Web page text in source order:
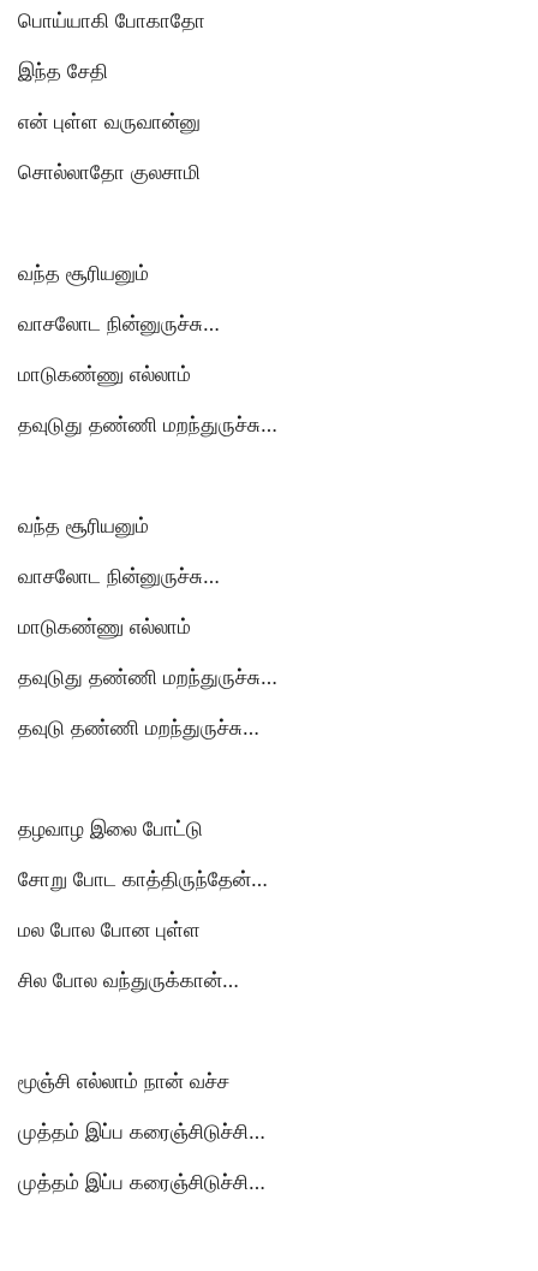
பொய்யாகி போகாதோ
இந்த சேதி
என் புள்ள வருவான்னு
சொல்லாதோ குலசாமி
வந்த சூரியனும்
வாசலோட நின்னுருச்சு…
மாடுகண்ணு எல்லாம்
தவுடுது தண்ணி மறந்துருச்சு…
வந்த சூரியனும்
வாசலோட நின்னுருச்சு…
மாடுகண்ணு எல்லாம்
தவுடுது தண்ணி மறந்துருச்சு…
தவுடு தண்ணி மறந்துருச்சு…
தழவாழ இலை போட்டு
சோறு போட காத்திருந்தேன்…
மல போல போன புள்ள
சில போல வந்துருக்கான்…
மூஞ்சி எல்லாம் நான் வச்ச
முத்தம் இப்ப கரைஞ்சிடுச்சி…
முத்தம் இப்ப கரைஞ்சிடுச்சி…